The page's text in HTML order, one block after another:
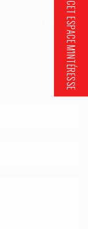
CET ESPACE M'INTÉRESSE
plus avantageuse